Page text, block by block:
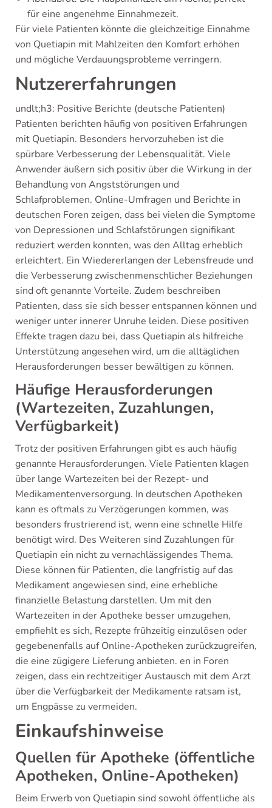
für eine angenehme Einnahmezeit.
Für viele Patienten könnte die gleichzeitige Einnahme
von Quetiapin mit Mahlzeiten den Komfort erhöhen
und mögliche Verdauungsprobleme verringern.
Nutzererfahrungen
undlt;h3: Positive Berichte (deutsche Patienten)
Patienten berichten häufig von positiven Erfahrungen
mit Quetiapin. Besonders hervorzuheben ist die
spürbare Verbesserung der Lebensqualität. Viele
Anwender äußern sich positiv über die Wirkung in der
Behandlung von Angststörungen und
Schlafproblemen. Online-Umfragen und Berichte in
deutschen Foren zeigen, dass bei vielen die Symptome
von Depressionen und Schlafstörungen signifikant
reduziert werden konnten, was den Alltag erheblich
erleichtert. Ein Wiedererlangen der Lebensfreude und
die Verbesserung zwischenmenschlicher Beziehungen
sind oft genannte Vorteile. Zudem beschreiben
Patienten, dass sie sich besser entspannen können und
weniger unter innerer Unruhe leiden. Diese positiven
Effekte tragen dazu bei, dass Quetiapin als hilfreiche
Unterstützung angesehen wird, um die alltäglichen
Herausforderungen besser bewältigen zu können.
Häufige Herausforderungen
(Wartezeiten, Zuzahlungen,
Verfügbarkeit)
Trotz der positiven Erfahrungen gibt es auch häufig
genannte Herausforderungen. Viele Patienten klagen
über lange Wartezeiten bei der Rezept- und
Medikamentenversorgung. In deutschen Apotheken
kann es oftmals zu Verzögerungen kommen, was
besonders frustrierend ist, wenn eine schnelle Hilfe
benötigt wird. Des Weiteren sind Zuzahlungen für
Quetiapin ein nicht zu vernachlässigendes Thema.
Diese können für Patienten, die langfristig auf das
Medikament angewiesen sind, eine erhebliche
finanzielle Belastung darstellen. Um mit den
Wartezeiten in der Apotheke besser umzugehen,
empfiehlt es sich, Rezepte frühzeitig einzulösen oder
gegebenenfalls auf Online-Apotheken zurückzugreifen,
die eine zügigere Lieferung anbieten. en in Foren
zeigen, dass ein rechtzeitiger Austausch mit dem Arzt
über die Verfügbarkeit der Medikamente ratsam ist,
um Engpässe zu vermeiden.
Einkaufshinweise
Quellen für Apotheke (öffentliche
Apotheken, Online-Apotheken)
Beim Erwerb von Quetiapin sind sowohl öffentliche als